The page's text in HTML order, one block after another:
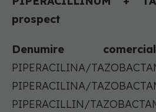
prospect
Denumire
PIPERACILINA/
PIPERACILINA/
PIPERACILLIN/